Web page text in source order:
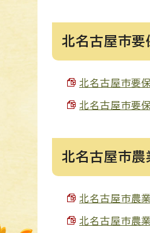
北名古屋市要
北名古屋市要
北名古屋市要
北名古屋市農
北名古屋市農
北名古屋市農